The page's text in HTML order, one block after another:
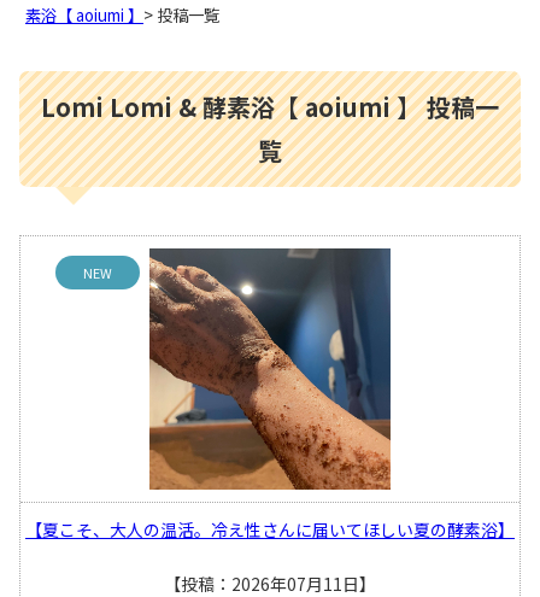
素浴【 aoiumi 】 > 投稿一覧
Lomi Lomi & 酵素浴【 aoiumi 】 投稿一
覧
NEW
【夏こそ、大人の温活。冷え性さんに届いてほしい夏の酵素浴】
【投稿：2026年07月11日】